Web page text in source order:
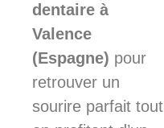
dentaire à
Valence
(Espagne) pour
retrouver un
sourire parfait tout